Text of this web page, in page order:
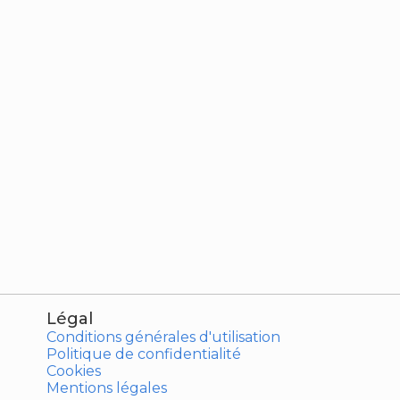
Légal
Conditions générales d'utilisation
Politique de confidentialité
Cookies
Mentions légales